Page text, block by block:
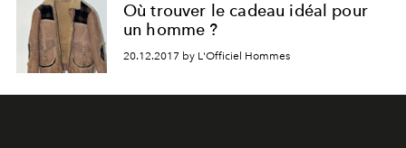
Où trouver le cadeau idéal pour
un homme ?
20.12.2017 by L'Officiel Hommes